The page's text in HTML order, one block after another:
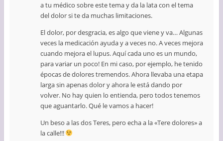
a tu médico sobre este tema y da la lata con el tema
del dolor si te da muchas limitaciones.
El dolor, por desgracia, es algo que viene y va… Algunas
veces la medicación ayuda y a veces no. A veces mejora
cuando mejora el lupus. Aquí cada uno es un mundo,
para variar un poco! En mi caso, por ejemplo, he tenido
épocas de dolores tremendos. Ahora llevaba una etapa
larga sin apenas dolor y ahora le está dando por
volver. No hay quien lo entienda, pero todos tenemos
que aguantarlo. Qué le vamos a hacer!
Un beso a las dos Teres, pero echa a la «Tere dolores» a
la calle!!!